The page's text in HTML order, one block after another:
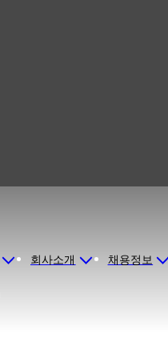
회사소개 채용정보